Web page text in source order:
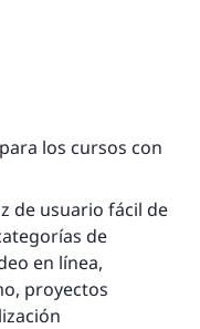
los cursos con
de usuario fácil de
de
en línea,
proyectos